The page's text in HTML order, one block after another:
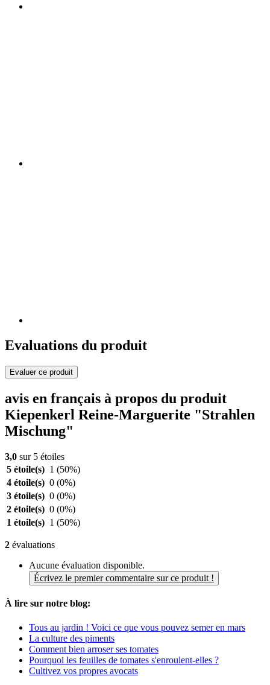
Evaluations du produit
Evaluer ce produit
avis en français à propos du produit
Kiepenkerl Reine-Marguerite "Strahlen
Mischung"
3,0 sur 5 étoiles
5 étoile(s) 1 (50%)
4 étoile(s) 0 (0%)
3 étoile(s) 0 (0%)
2 étoile(s) 0 (0%)
1 étoile(s) 1 (50%)
2 évaluations
Aucune évaluation disponible.
Écrivez le premier commentaire sur ce produit !
À lire sur notre blog:
Tous au jardin ! Voici ce que vous pouvez semer en mars
La culture des piments
Comment bien arroser ses tomates
Pourquoi les feuilles de tomates s'enroulent-elles ?
Cultivez vos propres avocats